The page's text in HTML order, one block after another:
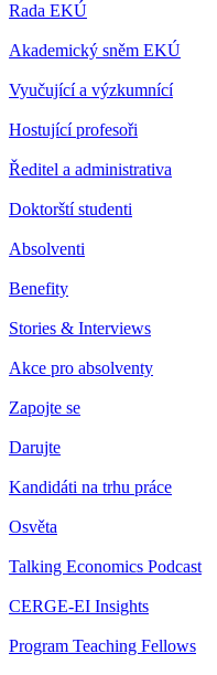
Rada EKÚ
Akademický sněm EKÚ
Vyučující a výzkumnící
Hostující profesoři
Ředitel a administrativa
Doktorští studenti
Absolventi
Benefity
Stories & Interviews
Akce pro absolventy
Zapojte se
Darujte
Kandidáti na trhu práce
Osvěta
Talking Economics Podcast
CERGE-EI Insights
Program Teaching Fellows